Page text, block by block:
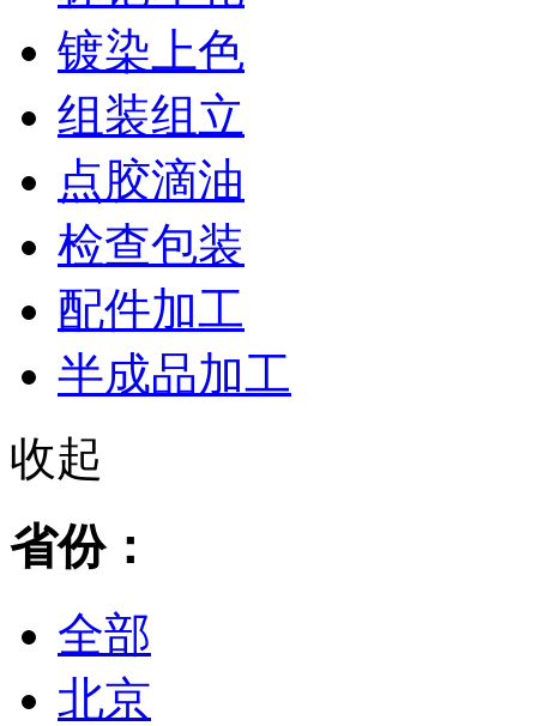
镀染上色
组装组立
点胶滴油
检查包装
配件加工
半成品加工
收起
省份：
全部
北京